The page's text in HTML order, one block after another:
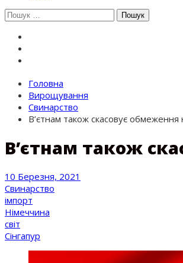
Шукати:
Головна
Вирощування
Свинарство
В’єтнам також скасовує обмеження
В’єтнам також
10 Березня, 2021
Свинарство
імпорт
Німеччина
світ
Сінгапур